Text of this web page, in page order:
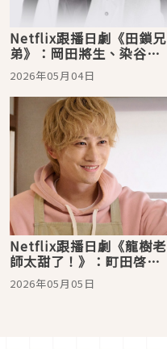
Netflix跟播日劇《田鎖兄
弟》：岡田將生、染谷將
太聯手追查真相，跨越時
效的執念與傷痛！
2026年05月04日
Netflix跟播日劇《龍樹老
師太甜了！》：町田啓太
化身孩子的溫柔守護者
2026年05月05日